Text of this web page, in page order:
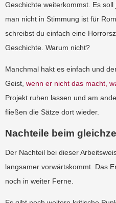
Geschichte weiterkommst. Es
man nicht in Stimmung ist für
schreibst du einfach eine
Geschichte. Warum nicht?
Manchmal hakt es einfach und
Geist, wenn er nicht das macht,
Projekt ruhen lassen und am
fließen die Sätze dort wieder.
Nachteile beim
Der Nachteil bei dieser
langsamer vorwärtskommt. Das
noch in weiter Ferne.